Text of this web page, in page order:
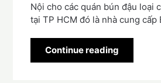
Nội cho các quán bún đậu loại
tại TP HCM đó là nhà cung cấp
Continue reading